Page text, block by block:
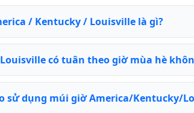
/ Kentucky / Louisville là gì?
có tuân theo giờ mùa hè
sử dụng múi giờ America/Kentucky/